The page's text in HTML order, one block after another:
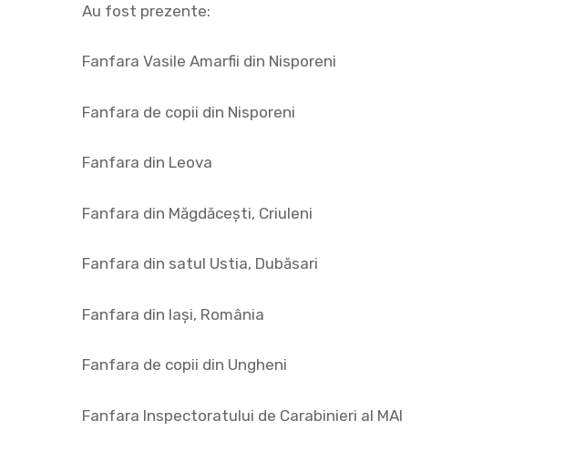
Au fost prezente:
Fanfara Vasile Amarfii din Nisporeni
Fanfara de copii din Nisporeni
Fanfara din Leova
Fanfara din Măgdăceşti, Criuleni
Fanfara din satul Ustia, Dubăsari
Fanfara din Iaşi, România
Fanfara de copii din Ungheni
Fanfara Inspectoratului de Carabinieri al MAI